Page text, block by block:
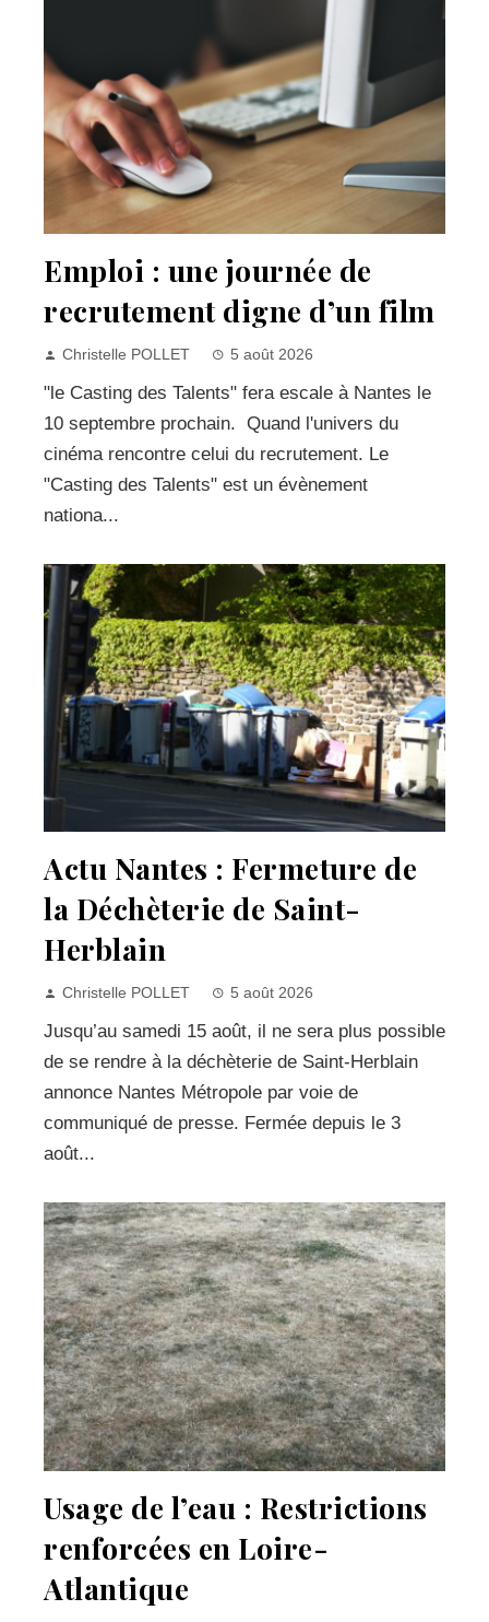
Emploi : une journée de
recrutement digne d’un film
Christelle POLLET 5 août 2026
"le Casting des Talents" fera escale à Nantes le
10 septembre prochain. Quand l'univers du
cinéma rencontre celui du recrutement. Le
"Casting des Talents" est un évènement
nationa...
Actu Nantes : Fermeture de
la Déchèterie de Saint-
Herblain
Christelle POLLET 5 août 2026
Jusqu’au samedi 15 août, il ne sera plus possible
de se rendre à la déchèterie de Saint-Herblain
annonce Nantes Métropole par voie de
communiqué de presse. Fermée depuis le 3
août...
Usage de l’eau : Restrictions
renforcées en Loire-
Atlantique